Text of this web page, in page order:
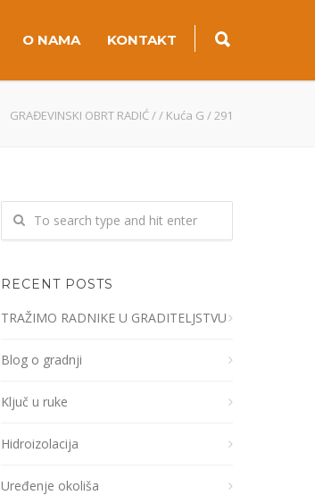
O NAMA KONTAKT
GRAĐEVINSKI OBRT RADIĆ// Kuća G /291
RECENT POSTS
TRAŽIMO RADNIKE U GRADITELJSTVU
Blog o gradnji
Ključ u ruke
Hidroizolacija
Uređenje okoliša